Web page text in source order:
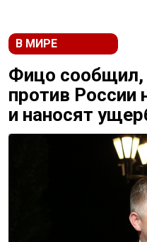
В МИРЕ
Фицо сообщил,
против России
и наносят